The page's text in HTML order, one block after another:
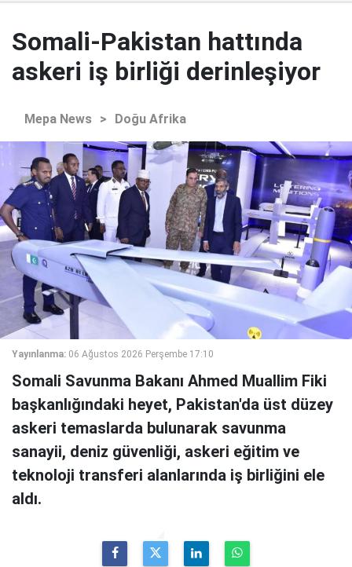
Somali-Pakistan hattında
askeri iş birliği derinleşiyor
Mepa News > Doğu Afrika
Yayınlanma: 06 Ağustos 2026 Perşembe 17:10
Somali Savunma Bakanı Ahmed Muallim Fiki
başkanlığındaki heyet, Pakistan'da üst düzey
askeri temaslarda bulunarak savunma
sanayii, deniz güvenliği, askeri eğitim ve
teknoloji transferi alanlarında iş birliğini ele
aldı.